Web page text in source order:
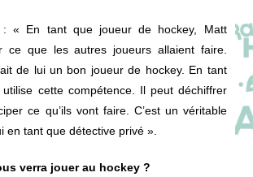
« En tant que joueur de hockey, Matt
ce que les autres joueurs allaient faire.
de lui un bon joueur de hockey. En tant
cette compétence. Il peut déchiffrer
ce qu’ils vont faire. C’est un véritable
en tant que détective privé ».
verra jouer au hockey ?